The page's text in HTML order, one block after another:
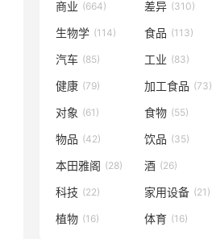
商业 (664) 差异 (310)
生物学 (114) 食品 (113)
汽车 (85) 工业 (83)
健康 (79) 加工食品 (73)
对象 (61) 食物 (55)
物品 (42) 饮品 (35)
本田雅阁 (28) 酒 (26)
科技 (22) 家用设备 (21)
植物 (16) 体育 (16)